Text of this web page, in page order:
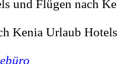
und Flügen nach
Kenia Urlaub